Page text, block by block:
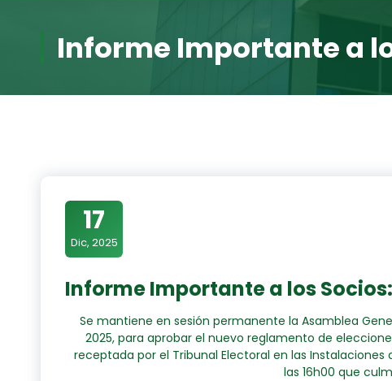
Informe Importante a
17
Dic, 2025
Informe Importante a los Socios:
Se mantiene en sesión permanente la Asamblea
2025, para aprobar el nuevo reglamento de
receptada por el Tribunal Electoral en las Instalaciones
las 16h00 que